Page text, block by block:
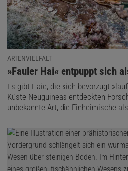
ARTENVIELFALT
:
»Fauler Hai« entpuppt sich
Es gibt Haie, die sich bevorzugt
Küste Neuguineas entdeckten
unbekannte Art, die Einheimische